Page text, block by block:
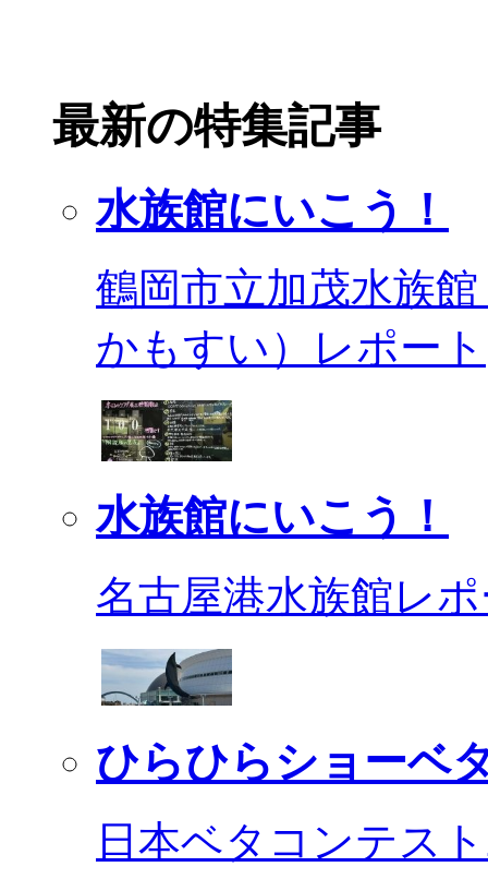
最新の特集記事
水族館にいこう！
鶴岡市立加茂水族
かもすい）レポート
水族館にいこう！
名古屋港水族館レ
ひらひらショーベ
日本ベタコンテス